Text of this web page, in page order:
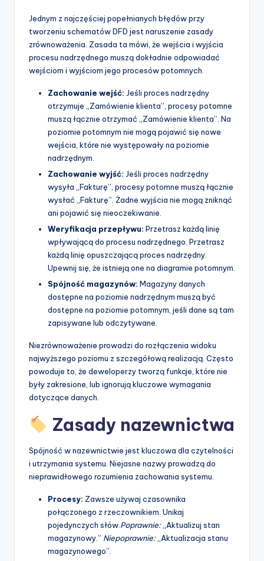
Jednym z najczęściej popełnianych błędów przy
tworzeniu schematów DFD jest naruszenie zasady
zrównoważenia. Zasada ta mówi, że wejścia i wyjścia
procesu nadrzędnego muszą dokładnie odpowiadać
wejściom i wyjściom jego procesów potomnych.
Zachowanie wejść: Jeśli proces nadrzędny
otrzymuje „Zamówienie klienta”, procesy potomne
muszą łącznie otrzymać „Zamówienie klienta”. Na
poziomie potomnym nie mogą pojawić się nowe
wejścia, które nie występowały na poziomie
nadrzędnym.
Zachowanie wyjść: Jeśli proces nadrzędny
wysyła „Fakturę”, procesy potomne muszą łącznie
wysłać „Fakturę”. Żadne wyjścia nie mogą zniknąć
ani pojawić się nieoczekiwanie.
Weryfikacja przepływu: Przetrasz każdą linię
wpływającą do procesu nadrzędnego. Przetrasz
każdą linię opuszczającą proces nadrzędny.
Upewnij się, że istnieją one na diagramie potomnym.
Spójność magazynów: Magazyny danych
dostępne na poziomie nadrzędnym muszą być
dostępne na poziomie potomnym, jeśli dane są tam
zapisywane lub odczytywane.
Niezrównoważenie prowadzi do rozłączenia widoku
najwyższego poziomu z szczegółową realizacją. Często
powoduje to, że deweloperzy tworzą funkcje, które nie
były zakresione, lub ignorują kluczowe wymagania
dotyczące danych.
Zasady nazewnictwa
Spójność w nazewnictwie jest kluczowa dla czytelności
i utrzymania systemu. Niejasne nazwy prowadzą do
nieprawidłowego rozumienia zachowania systemu.
Procesy: Zawsze używaj czasownika
połączonego z rzeczownikiem. Unikaj
pojedynczych słów. Poprawnie:„Aktualizuj stan
magazynowy.” Niepoprawnie:„Aktualizacja stanu
magazynowego”.